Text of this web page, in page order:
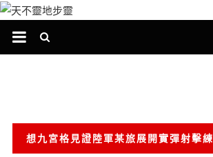
跳
想九宮格見證陸軍某旅展開實彈射擊